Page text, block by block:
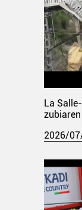
La
2026/